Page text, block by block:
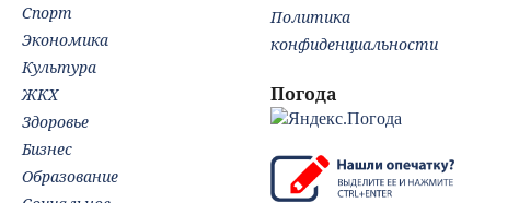
Спорт
Экономика
Культура
ЖКХ
Здоровье
Бизнес
Образование
Политика
конфиденциальности
Погода